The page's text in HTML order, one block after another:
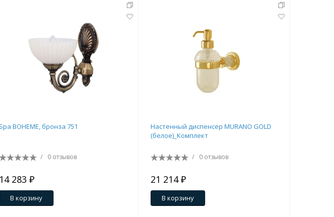
BOHEME, бронза 751
/ 0 отзывов
14 283 ₽
В корзину
Настенный диспенсер MURANO GOLD
(белое)_Комплект
/ 0 отзывов
21 214 ₽
В корзину